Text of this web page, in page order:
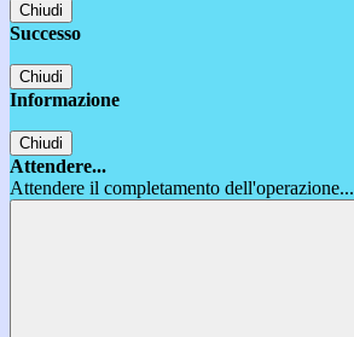
Chiudi
Successo
Chiudi
Informazione
Chiudi
Attendere...
Attendere il completamento dell'operazione...